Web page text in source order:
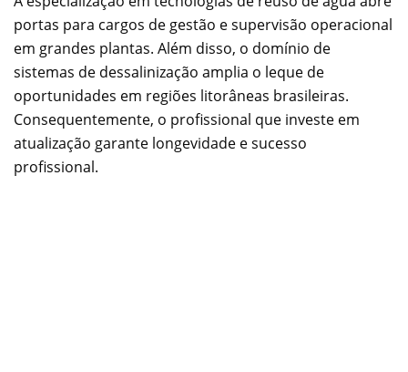
portas para cargos de gestão e supervisão operacional
em grandes plantas. Além disso, o domínio de
sistemas de dessalinização amplia o leque de
oportunidades em regiões litorâneas brasileiras.
Consequentemente, o profissional que investe em
atualização garante longevidade e sucesso
profissional.